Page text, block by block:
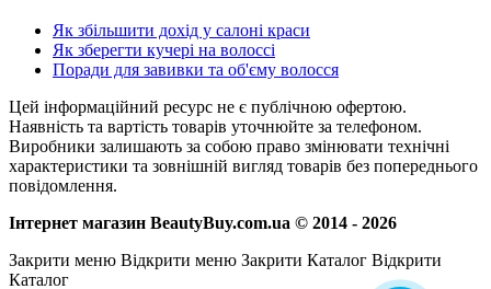
Як збільшити дохід у салоні краси
Як зберегти кучері на волоссі
Поради для завивки та об'єму волосся
Цей інформаційний ресурс не є публічною офертою.
Наявність та вартість товарів уточнюйте за телефоном.
Виробники залишають за собою право змінювати технічні
характеристики та зовнішній вигляд товарів без попереднього
повідомлення.
Інтернет магазин BeautyBuy.com.ua © 2014 - 2026
Закрити меню Відкрити меню Закрити Каталог Відкрити
Каталог